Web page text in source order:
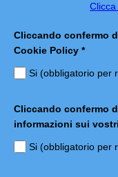
Cliccando confermo
Cookie Policy *
Si (obbligatorio per
Cliccando confermo
informazioni sui
Si (obbligatorio per